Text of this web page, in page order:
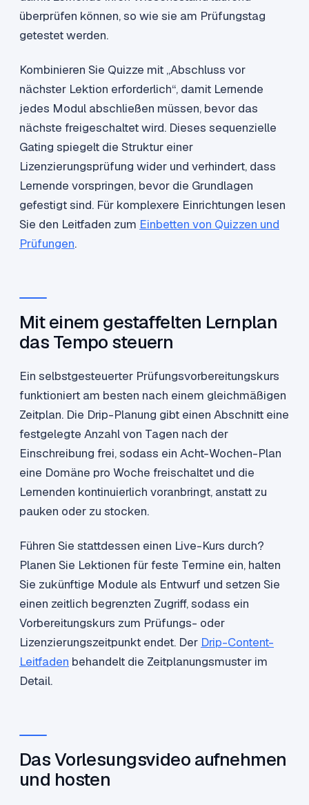
überprüfen können, so wie sie am Prüfungstag
getestet werden.
Kombinieren Sie Quizze mit „Abschluss vor
nächster Lektion erforderlich“, damit Lernende
jedes Modul abschließen müssen, bevor das
nächste freigeschaltet wird. Dieses sequenzielle
Gating spiegelt die Struktur einer
Lizenzierungsprüfung wider und verhindert, dass
Lernende vorspringen, bevor die Grundlagen
gefestigt sind. Für komplexere Einrichtungen lesen
Sie den Leitfaden zum Einbetten von Quizzen und
Prüfungen.
Mit einem gestaffelten Lernplan
das Tempo steuern
Ein selbstgesteuerter Prüfungsvorbereitungskurs
funktioniert am besten nach einem gleichmäßigen
Zeitplan. Die Drip-Planung gibt einen Abschnitt eine
festgelegte Anzahl von Tagen nach der
Einschreibung frei, sodass ein Acht-Wochen-Plan
eine Domäne pro Woche freischaltet und die
Lernenden kontinuierlich voranbringt, anstatt zu
pauken oder zu stocken.
Führen Sie stattdessen einen Live-Kurs durch?
Planen Sie Lektionen für feste Termine ein, halten
Sie zukünftige Module als Entwurf und setzen Sie
einen zeitlich begrenzten Zugriff, sodass ein
Vorbereitungskurs zum Prüfungs- oder
Lizenzierungszeitpunkt endet. Der Drip-Content-
Leitfaden behandelt die Zeitplanungsmuster im
Detail.
Das Vorlesungsvideo aufnehmen
und hosten